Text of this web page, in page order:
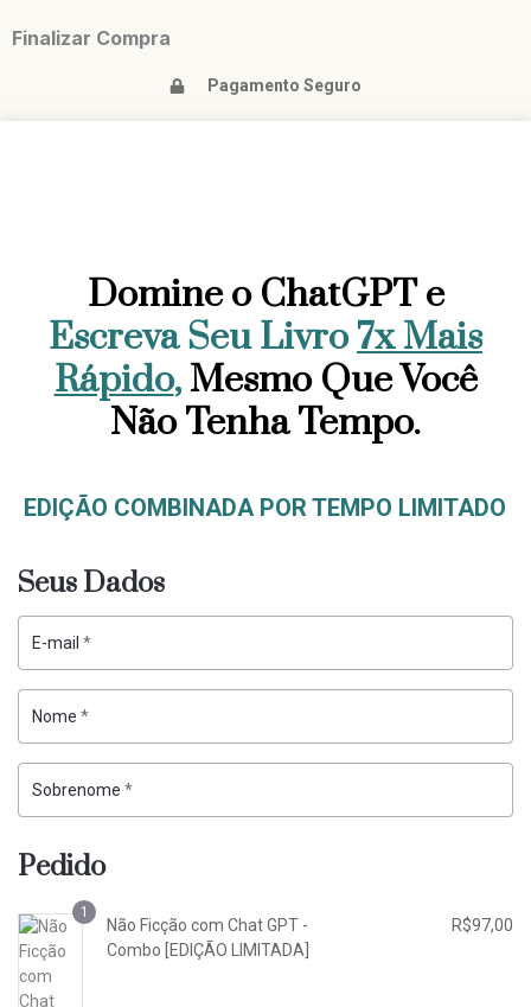
Finalizar Compra
Pagamento Seguro
Domine o ChatGPT e
Escreva Seu Livro7x Mais
Rápido,Mesmo Que Você
Não Tenha Tempo.
EDIÇÃO COMBINADA POR TEMPO LIMITADO
Seus Dados
E-mail *
Nome *
Sobrenome *
Pedido
1
Não Ficção com Chat GPT -
Combo [EDIÇÃO LIMITADA]
R$97,00